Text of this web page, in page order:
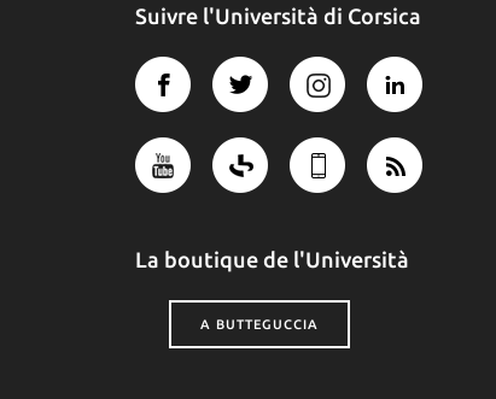
Suivre l'Università di Corsica
La boutique de l'Università
A BUTTEGUCCIA